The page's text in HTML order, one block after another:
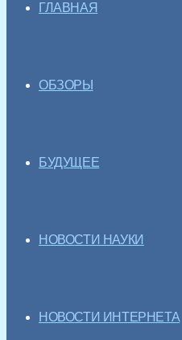
ГЛАВНАЯ
ОБЗОРЫ
БУДУЩЕЕ
НОВОСТИ НАУКИ
НОВОСТИ ИНТЕРНЕТА